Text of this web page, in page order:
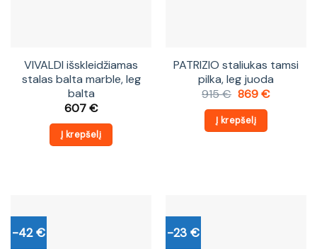
VIVALDI išskleidžiamas
stalas balta marble, leg
balta
607€
Į krepšelį
PATRIZIO staliukas tamsi
pilka, leg juoda
915€ Original
was:
915 €.
869€Current
Į krepšelį
-42 € -23 €